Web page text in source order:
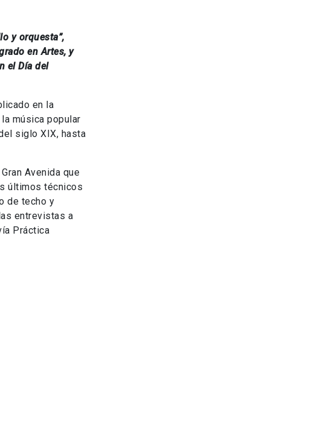
y orquesta”,
en Artes, y
el Día del
en la
música popular
siglo XIX, hasta
Avenida que
últimos técnicos
de techo y
entrevistas a
Práctica